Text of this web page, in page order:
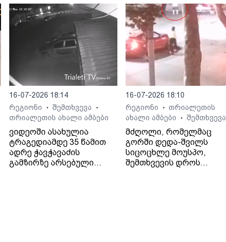
საჯარო სკოლასთან
მოხდა.
16-07-2026 18:14
რეგიონი
• შემთხვევა •
თრიალეთის ახალი ამბები
ვიდეოში ასახულია
ტრაგედიამდე 35 წამით
ადრე ჭავჭავაძის
გამზირზე არსებული
16-07-2026 18:10
რეგიონი
• თრიალეთის
ახალი ამბები
• შემთხვევა
მძღოლი, რომელმაც
გორში დედა-შვილს
სიცოცხლე მოუსპო,
შემთხვევის დროს